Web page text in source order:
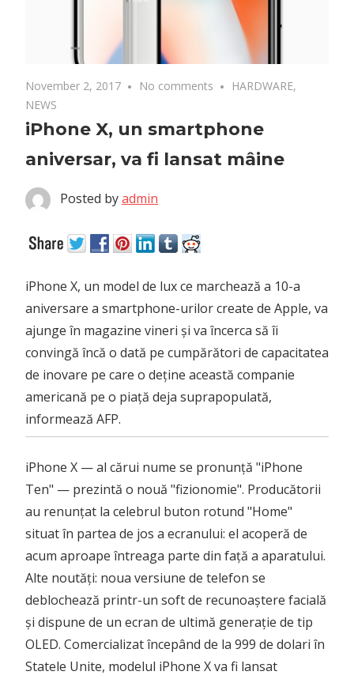
November 2, 2017 No comments HARDWARE,
NEWS
iPhone X, un smartphone
aniversar, va fi lansat mâine
Posted byadmin
iPhone X, un model de lux ce marchează a 10-a
aniversare a smartphone-urilor create de Apple, va
ajunge în magazine vineri și va încerca să îi
convingă încă o dată pe cumpărători de capacitatea
de inovare pe care o deține această companie
americană pe o piață deja suprapopulată,
informează AFP.
iPhone X — al cărui nume se pronunță "iPhone
Ten" — prezintă o nouă "fizionomie". Producătorii
au renunțat la celebrul buton rotund "Home"
situat în partea de jos a ecranului: el acoperă de
acum aproape întreaga parte din față a aparatului.
Alte noutăți: noua versiune de telefon se
deblochează printr-un soft de recunoaștere facială
și dispune de un ecran de ultimă generație de tip
OLED. Comercializat începând de la 999 de dolari în
Statele Unite, modelul iPhone X va fi lansat